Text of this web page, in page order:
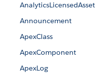
AnalyticsLicensedAsset
Announcement
ApexClass
ApexComponent
ApexLog